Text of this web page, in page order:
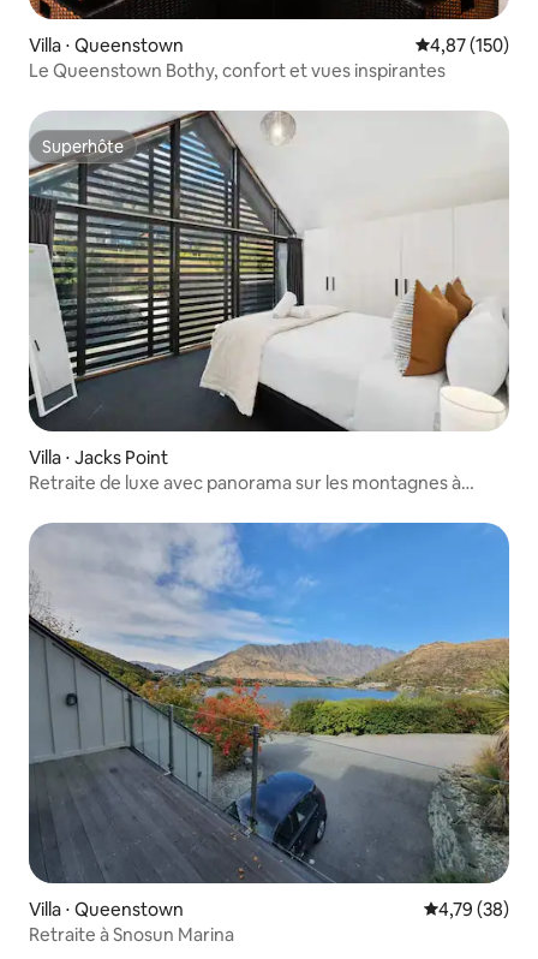
Villa ⋅ Queenstown Évaluation
4,87 (150)
Le Queenstown Bothy, confort et vues inspirantes
Superhôte
Superhôte
Villa ⋅ Jacks Point
Retraite de luxe avec panorama sur les montagnes à
Villa ⋅ Queenstown Évaluation
4,79 (38)
Retraite à Snosun Marina